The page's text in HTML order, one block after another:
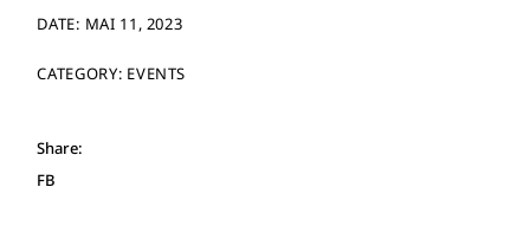
DATE: MAI 11, 2023
CATEGORY: EVENTS
Share:
FB